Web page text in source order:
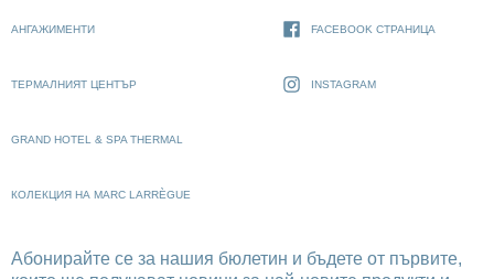
АНГАЖИМЕНТИ
ТЕРМАЛНИЯТ ЦЕНТЪР
GRAND HOTEL & SPA THERMAL
КОЛЕКЦИЯ НА MARC LARRÈGUE
FACEBOOK СТРАНИЦА
INSTAGRAM
Абонирайте се за нашия бюлетин и бъдете от първите,